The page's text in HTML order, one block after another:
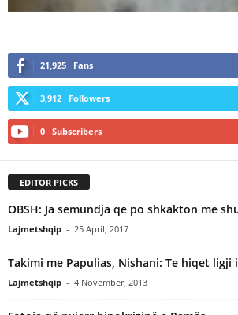
21,925 Fans
3,912 Followers
0 Subscribers
EDITOR PICKS
OBSH: Ja semundja qe po shkakton me
Lajmetshqip - 25 April, 2017
Takimi me Papulias, Nishani: Te hiqet ligji
Lajmetshqip - 4 November, 2013